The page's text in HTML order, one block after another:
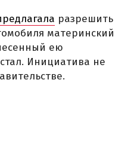
разрешить
материнский
ею
Инициатива не